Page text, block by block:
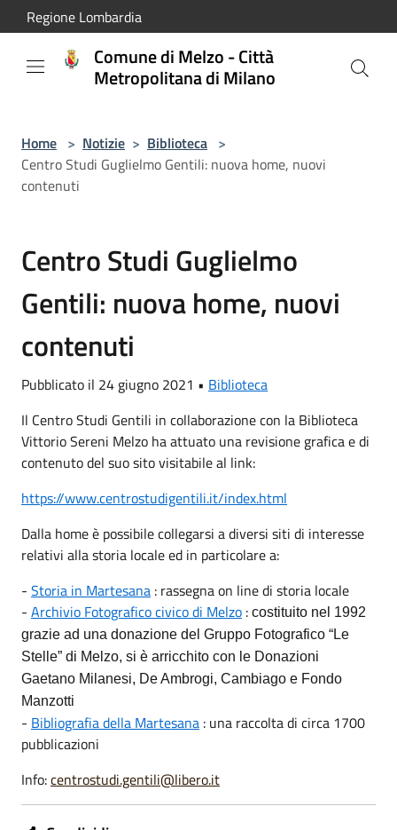
Salta al contenuto principale
Regione Lombardia
Comune di Melzo - Città
Metropolitana di Milano
Home > Notizie > Biblioteca >
Centro Studi Guglielmo Gentili: nuova home, nuovi
contenuti
Centro Studi Guglielmo
Gentili: nuova home, nuovi
contenuti
Pubblicato il 24 giugno 2021 • Biblioteca
Il Centro Studi Gentili in collaborazione con la Biblioteca
Vittorio Sereni Melzo ha attuato una revisione grafica e di
contenuto del suo sito visitabile al link:
https://www.centrostudigentili.it/index.html
Dalla home è possibile collegarsi a diversi siti di interesse
relativi alla storia locale ed in particolare a:
- Storia in Martesana : rassegna on line di storia locale
- Archivio Fotografico civico di Melzo : costituito nel 1992
grazie ad una donazione del Gruppo Fotografico “Le
Stelle” di Melzo, si è arricchito con le Donazioni
Gaetano Milanesi, De Ambrogi, Cambiago e Fondo
Manzotti
- Bibliografia della Martesana : una raccolta di circa 1700
pubblicazioni
Info:centrostudi.gentili@libero.it